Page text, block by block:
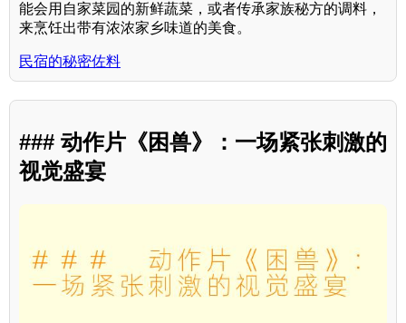
能会用自家菜园的新鲜蔬菜，或者传承家族秘方的调料，
来烹饪出带有浓浓家乡味道的美食。
民宿的秘密佐料
### 动作片《困兽》：一场紧张刺激的
视觉盛宴